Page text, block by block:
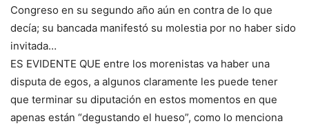
Congreso en su segundo año aún en contra de lo que
decía; su bancada manifestó su molestia por no haber sido
invitada…
ES EVIDENTE QUE entre los morenistas va haber una
disputa de egos, a algunos claramente les puede tener
que terminar su diputación en estos momentos en que
apenas están “degustando el hueso”, como lo menciona